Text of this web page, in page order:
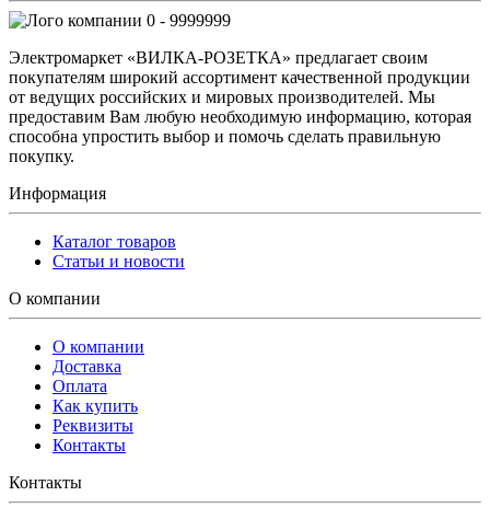
0 - 9999999
Электромаркет «ВИЛКА-РОЗЕТКА» предлагает своим
покупателям широкий ассортимент качественной продукции
от ведущих российских и мировых производителей. Мы
предоставим Вам любую необходимую информацию, которая
способна упростить выбор и помочь сделать правильную
покупку.
Информация
Каталог товаров
Статьи и новости
О компании
О компании
Доставка
Оплата
Как купить
Реквизиты
Контакты
Контакты